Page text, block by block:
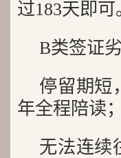
过183天即可
B类签证劣
停留期短
年全程陪读；
无法连续